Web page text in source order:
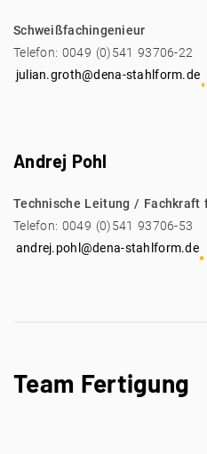
Schweißfachingenieur
Telefon: 0049 (0)541 93706-22
julian.groth@dena-stahlform.de
Andrej Pohl
Technische Leitung / Fachkraft
Telefon: 0049 (0)541 93706-53
andrej.pohl@dena-stahlform.de
Team Fertigung